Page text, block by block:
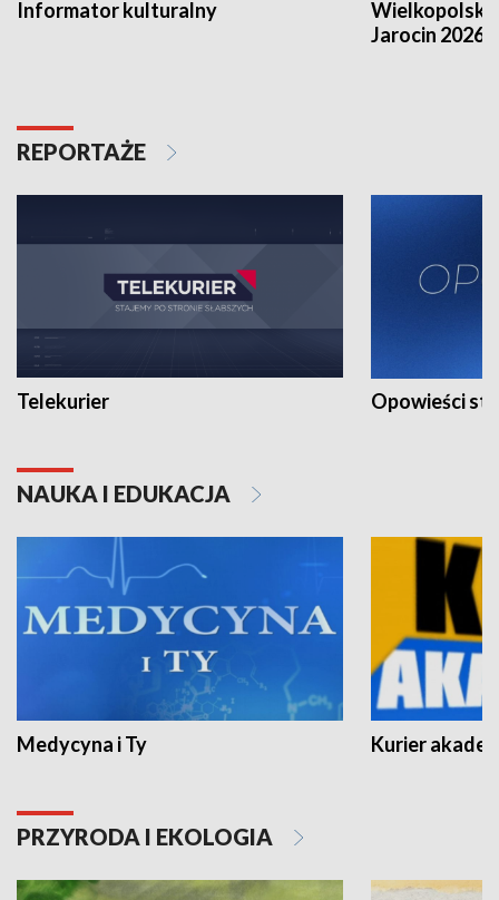
Informator kulturalny
Jarocin 2026
REPORTAŻE
Telekurier Opowieści
NAUKA I EDUKACJA
Medycyna i Ty Kurier
PRZYRODA I EKOLOGIA